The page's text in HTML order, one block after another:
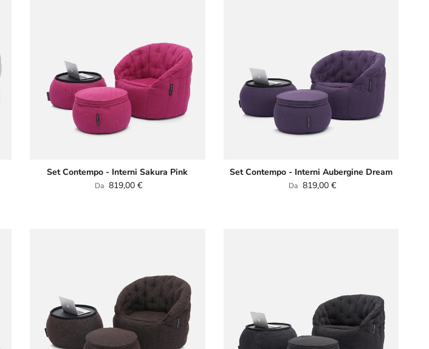
Set Contempo - Interni Sakura Pink
Prezzo normale
Da 819,00 €
Set Contempo - Interni Aubergine Dream
Prezzo normale
Da 819,00 €